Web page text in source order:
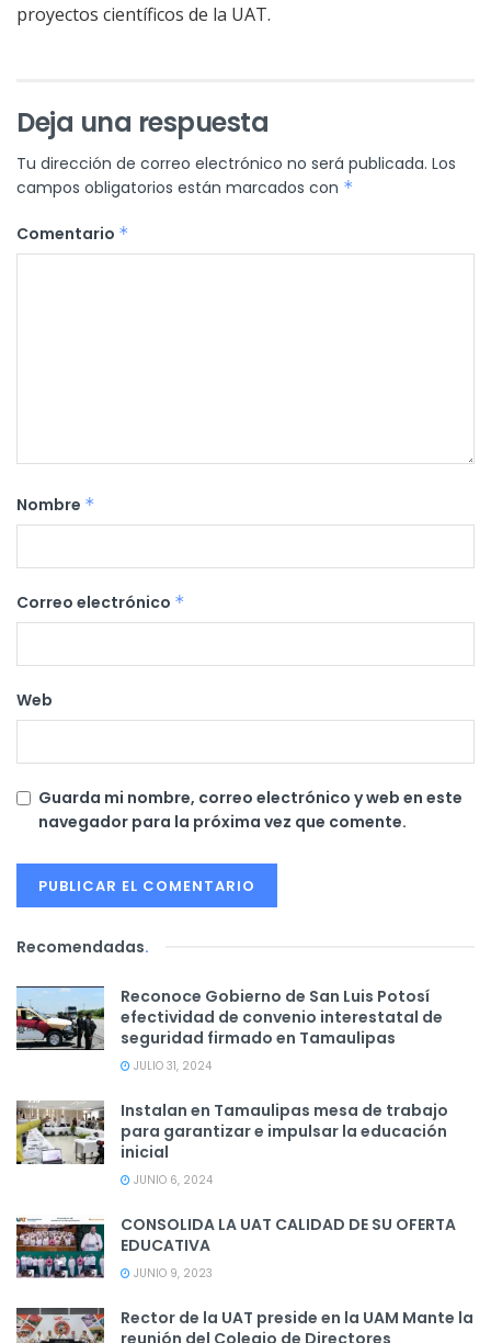
proyectos científicos de la UAT.
Deja una respuesta
Tu dirección de correo electrónico no será publicada. Los
campos obligatorios están marcados con *
Comentario *
Nombre *
Correo electrónico *
Web
Guarda mi nombre, correo electrónico y web en este
navegador para la próxima vez que comente.
Recomendadas.
Reconoce Gobierno de San Luis Potosí
efectividad de convenio interestatal de
seguridad firmado en Tamaulipas
JULIO 31, 2024
Instalan en Tamaulipas mesa de trabajo
para garantizar e impulsar la educación
inicial
JUNIO 6, 2024
CONSOLIDA LA UAT CALIDAD DE SU OFERTA
EDUCATIVA
JUNIO 9, 2023
Rector de la UAT preside en la UAM Mante la